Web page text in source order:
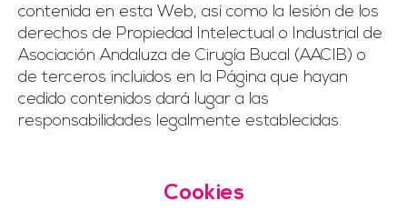
contenida en esta Web, así como la lesión de los
derechos de Propiedad Intelectual o Industrial de
Asociación Andaluza de Cirugía Bucal (AACIB) o
de terceros incluidos en la Página que hayan
cedido contenidos dará lugar a las
responsabilidades legalmente establecidas.
Cookies